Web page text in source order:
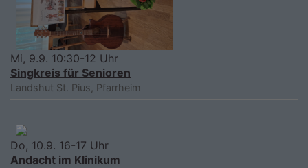
Mi, 9.9. 10:30-12 Uhr
Singkreis für Senioren
Landshut St. Pius, Pfarrheim
Do, 10.9. 16-17 Uhr
Andacht im Klinikum